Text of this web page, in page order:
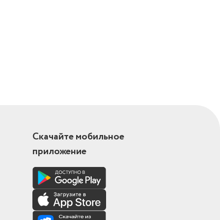
Скачайте мобильное
приложение